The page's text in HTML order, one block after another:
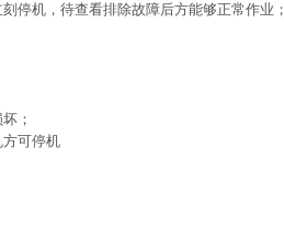
停机，待查看排除故障后方能够正常作业；
；
可停机